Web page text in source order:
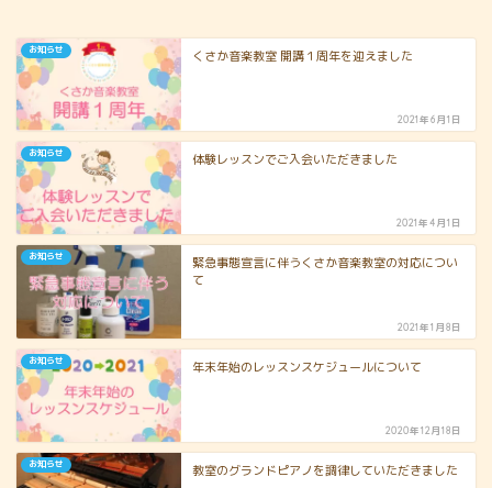
お知らせ くさか音楽教室 開講１周年を迎えました
2021年6月1日
お知らせ 体験レッスンでご入会いただきました
2021年4月1日
お知らせ
緊急事態宣言に伴うくさか音楽教室の対応につい
て
2021年1月8日
お知らせ 年末年始のレッスンスケジュールについて
2020年12月18日
お知らせ 教室のグランドピアノを調律していただきました